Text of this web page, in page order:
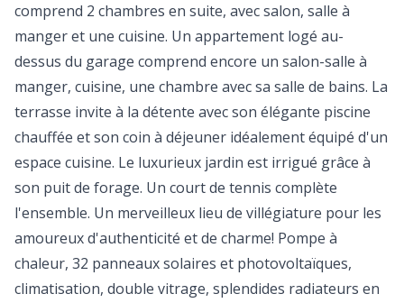
comprend 2 chambres en suite, avec salon, salle à
manger et une cuisine. Un appartement logé au-
dessus du garage comprend encore un salon-salle à
manger, cuisine, une chambre avec sa salle de bains. La
terrasse invite à la détente avec son élégante piscine
chauffée et son coin à déjeuner idéalement équipé d'un
espace cuisine. Le luxurieux jardin est irrigué grâce à
son puit de forage. Un court de tennis complète
l'ensemble. Un merveilleux lieu de villégiature pour les
amoureux d'authenticité et de charme! Pompe à
chaleur, 32 panneaux solaires et photovoltaïques,
climatisation, double vitrage, splendides radiateurs en